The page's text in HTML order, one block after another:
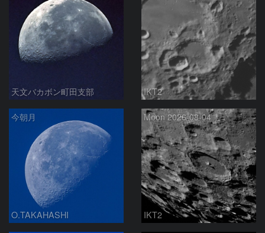
天文バカボン町田支部 IKT2
今朝月
O.TAKAHASHI
Moon 2026-08-04
IKT2